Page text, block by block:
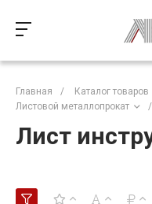
Главная / Каталог товаров
Листовой металлопрокат
/
Лист